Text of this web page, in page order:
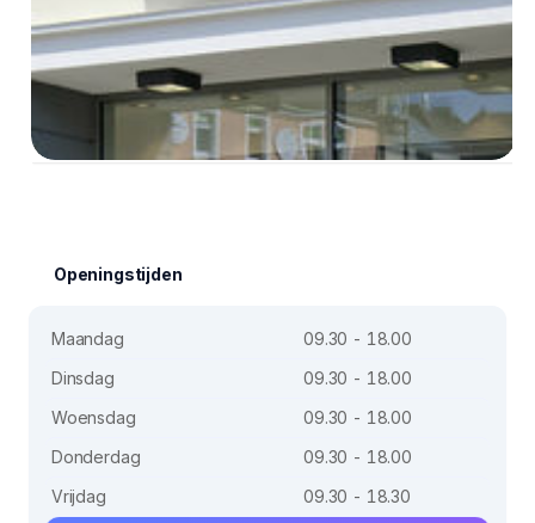
Openingstijden
Maandag
09.30 - 18.00
Dinsdag
09.30 - 18.00
Woensdag
09.30 - 18.00
Donderdag
09.30 - 18.00
Vrijdag
09.30 - 18.30